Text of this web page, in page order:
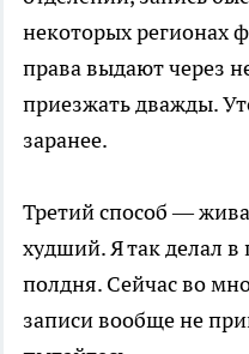
некоторых регионах
права выдают через
приезжать дважды.
заранее.
Третий способ —
худший. Я так делал
полдня. Сейчас во
записи вообще не